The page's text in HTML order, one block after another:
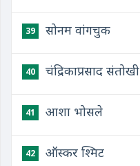
39 सोनम वांगचुक
40 चंद्रिकाप्रसाद संतोखी
41 आशा भोसले
42 ऑस्कर श्मिट